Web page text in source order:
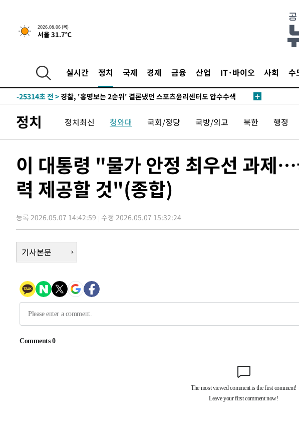
2026.08.06 (목)
서울 31.7℃
실시간 정치 국제 경제 금융 산업 IT·바이오 사회 수
2시간 전 >내일까지 39도 '펄펄'…기상청 "태풍 지나며 폭염 잠시 꺾인다"
-27836초 전 >
[속보] 뉴욕증시, 혼조 출발…나스닥 0.3%↓, 다우 0.14%↑
-26629초 전 >
-25314초 전 >경찰, '홍명보는 2순위' 결론냈던 스포츠윤리센터도 압수수색
화"
-10658초 전 >
日방위성, 北이 동해로 쏜 발사체는 탄도미사일 가능성
-9088초 전 >[속보] SKT, 에이닷 서비스 장애 발생…"원인 파악 중"
-7890초 전 > '낮 최고 39도' 불볕더위…한밤 열대야도 계속[내일날씨]
-7849초 전 > [속보]7~9일 프로야구 3연전도 폭염 취소…11일 재개
-7511초 전 >
"韓 외환시장 개입 관측 배경엔 美의 대한국 무역적자 있어"
-7178초 전 >서울 낮 37.9도, 올여름 최고치 경신…영등포 순간 '40도'
-2835초 전 >
[속보]코스닥, 800p 회복…0.26% 오른 801.67 마감
-2765초 전 >[속보]코스피, 301.88포인트(4.58%) 내린 6296.38 마감
-2630초 전 > [속보]원·달러 환율, 0.7원 내린 1423.8원 마감
-229초 전 >"여기 떨어졌다"…다누리, 스페이스X 로켓 달 충돌 흔적 포착
축구협회, 15년 전 심판 성 접대 파문에 "현재는 내부 지침 준수"
[속보]합참 "北 발사체는 단거리탄도미사일…감시·경계태세 강
정치 정치최신 청와대 국회/정당 국방/외교 북한 행정
이 대통령 "물가 안정 최우선 과제
력 제공할 것"(종합)
등록 2026.05.07 14:42:59 수정 2026.05.07 15:32:24
기사본문